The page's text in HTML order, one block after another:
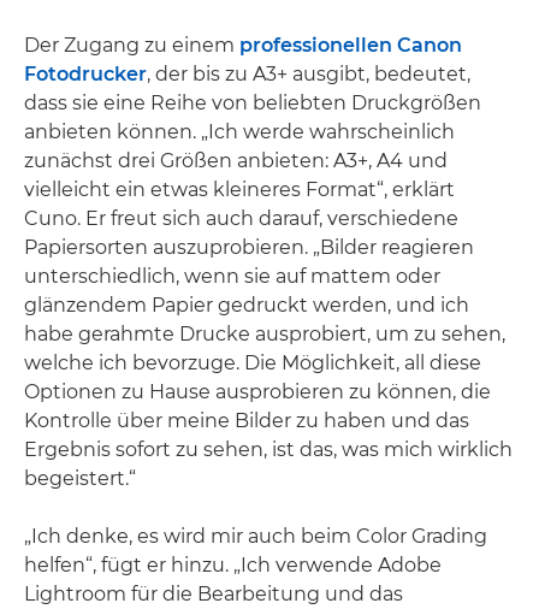
Der Zugang zu einem professionellen Canon
Fotodrucker, der bis zu A3+ ausgibt, bedeutet,
dass sie eine Reihe von beliebten Druckgrößen
anbieten können. „Ich werde wahrscheinlich
zunächst drei Größen anbieten: A3+, A4 und
vielleicht ein etwas kleineres Format“, erklärt
Cuno. Er freut sich auch darauf, verschiedene
Papiersorten auszuprobieren. „Bilder reagieren
unterschiedlich, wenn sie auf mattem oder
glänzendem Papier gedruckt werden, und ich
habe gerahmte Drucke ausprobiert, um zu sehen,
welche ich bevorzuge. Die Möglichkeit, all diese
Optionen zu Hause ausprobieren zu können, die
Kontrolle über meine Bilder zu haben und das
Ergebnis sofort zu sehen, ist das, was mich wirklich
begeistert.“
„Ich denke, es wird mir auch beim Color Grading
helfen“, fügt er hinzu. „Ich verwende Adobe
Lightroom für die Bearbeitung und das